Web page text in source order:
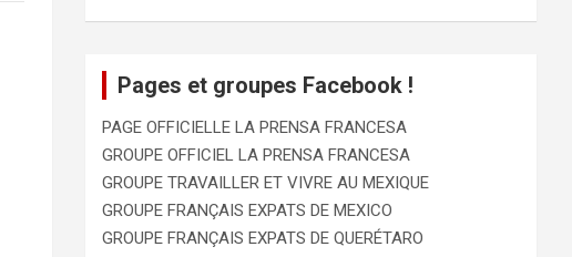
Pages et groupes Facebook !
PAGE OFFICIELLE LA PRENSA FRANCESA
GROUPE OFFICIEL LA PRENSA FRANCESA
GROUPE TRAVAILLER ET VIVRE AU MEXIQUE
GROUPE FRANÇAIS EXPATS DE MEXICO
GROUPE FRANÇAIS EXPATS DE QUERÉTARO